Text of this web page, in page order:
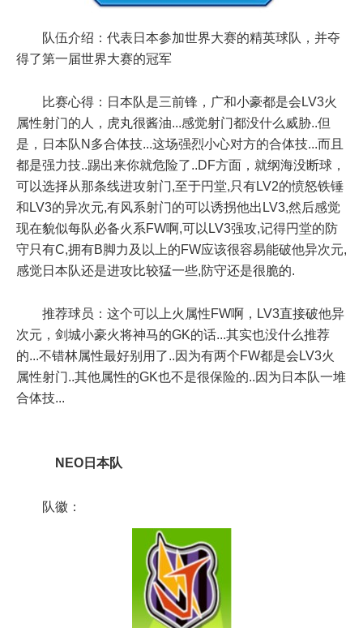
队伍介绍：代表日本参加世界大赛的精英球队，并夺
得了第一届世界大赛的冠军
比赛心得：日本队是三前锋，广和小豪都是会LV3火
属性射门的人，虎丸很酱油...感觉射门都没什么威胁..但
是，日本队N多合体技...这场强烈小心对方的合体技...而且
都是强力技..踢出来你就危险了..DF方面，就纲海没断球，
可以选择从那条线进攻射门,至于円堂,只有LV2的愤怒铁锤
和LV3的异次元,有风系射门的可以诱拐他出LV3,然后感觉
现在貌似每队必备火系FW啊,可以LV3强攻,记得円堂的防
守只有C,拥有B脚力及以上的FW应该很容易能破他异次元,
感觉日本队还是进攻比较猛一些,防守还是很脆的.
推荐球员：这个可以上火属性FW啊，LV3直接破他异
次元，剑城小豪火将神马的GK的话...其实也没什么推荐
的...不错林属性最好别用了..因为有两个FW都是会LV3火
属性射门..其他属性的GK也不是很保险的..因为日本队一堆
合体技...
NEO日本队
队徽：